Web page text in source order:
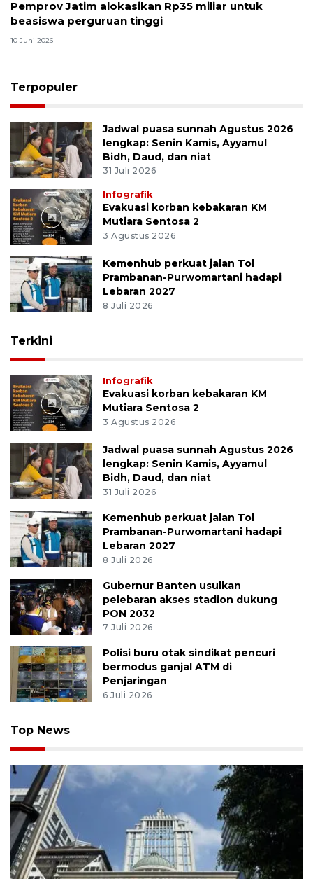
Pemprov Jatim alokasikan Rp35 miliar untuk
beasiswa perguruan tinggi
10 Juni 2026
Terpopuler
Jadwal puasa sunnah Agustus 2026
lengkap: Senin Kamis, Ayyamul
Bidh, Daud, dan niat
31 Juli 2026
Infografik
Evakuasi korban kebakaran KM
Mutiara Sentosa 2
3 Agustus 2026
Kemenhub perkuat jalan Tol
Prambanan-Purwomartani hadapi
Lebaran 2027
8 Juli 2026
Terkini
Infografik
Evakuasi korban kebakaran KM
Mutiara Sentosa 2
3 Agustus 2026
Jadwal puasa sunnah Agustus 2026
lengkap: Senin Kamis, Ayyamul
Bidh, Daud, dan niat
31 Juli 2026
Kemenhub perkuat jalan Tol
Prambanan-Purwomartani hadapi
Lebaran 2027
8 Juli 2026
Gubernur Banten usulkan
pelebaran akses stadion dukung
PON 2032
7 Juli 2026
Polisi buru otak sindikat pencuri
bermodus ganjal ATM di
Penjaringan
6 Juli 2026
Top News